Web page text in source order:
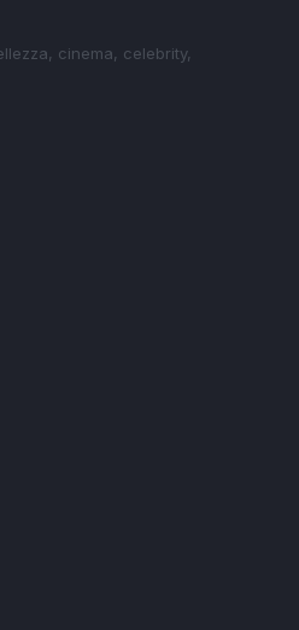
cinema, celebrity,